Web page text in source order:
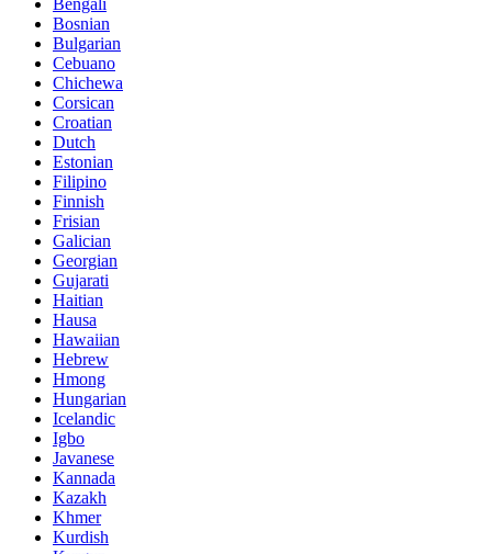
Bengali
Bosnian
Bulgarian
Cebuano
Chichewa
Corsican
Croatian
Dutch
Estonian
Filipino
Finnish
Frisian
Galician
Georgian
Gujarati
Haitian
Hausa
Hawaiian
Hebrew
Hmong
Hungarian
Icelandic
Igbo
Javanese
Kannada
Kazakh
Khmer
Kurdish